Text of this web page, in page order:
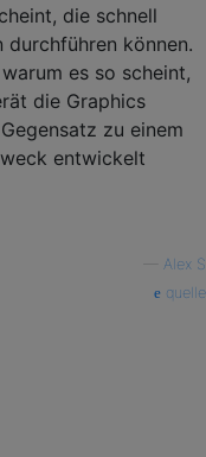
die schnell
durchführen können.
es so scheint,
die Graphics
zu einem
entwickelt
Alex S
quelle